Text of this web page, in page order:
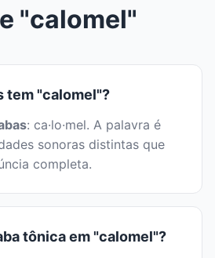
"calomel"
tem "calomel"?
: ca·lo·mel. A palavra é
sonoras distintas que
completa.
tônica em "calomel"?